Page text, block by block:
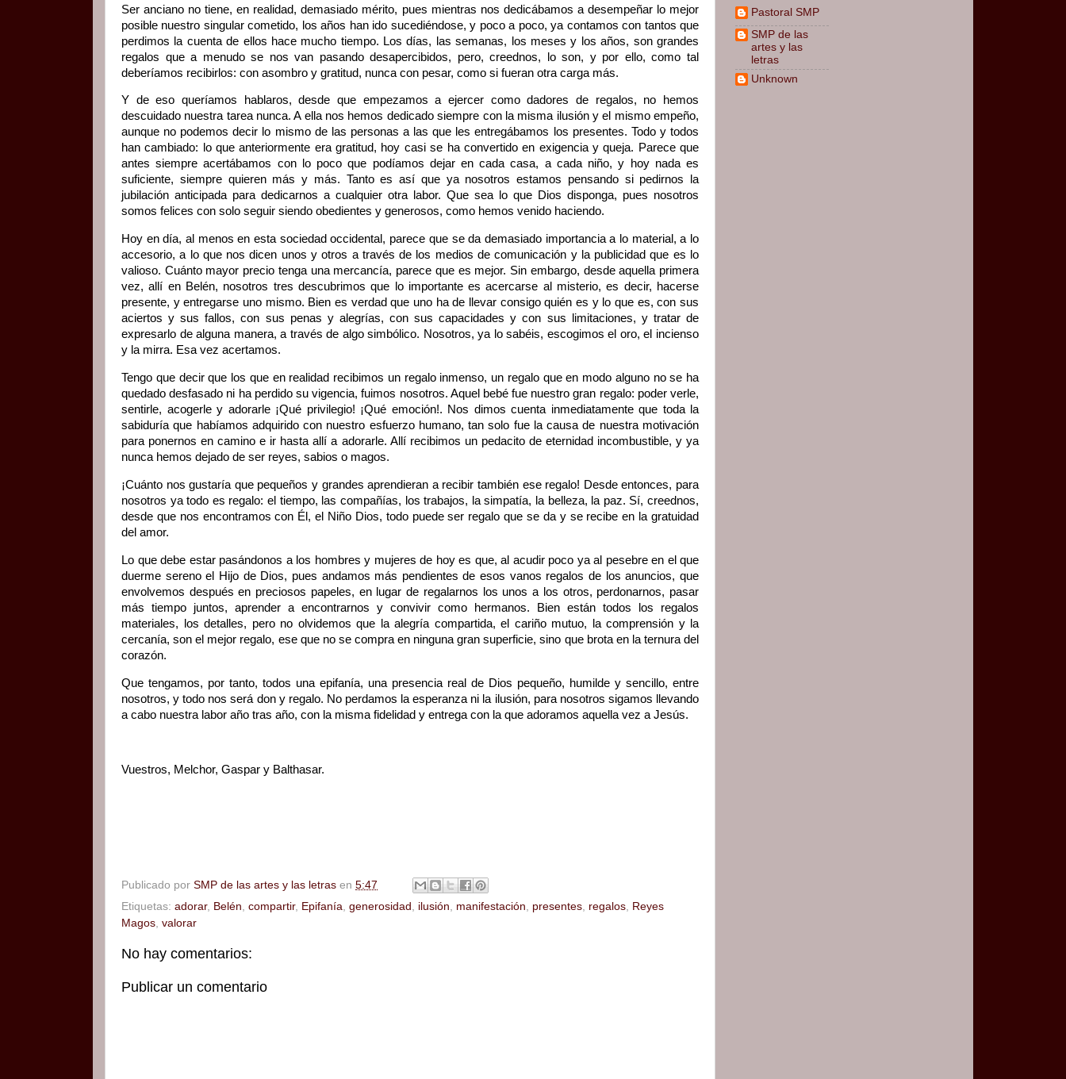
Ser anciano no tiene, en realidad, demasiado mérito, pues mientras nos dedicábamos a desempeñar lo mejor
posible nuestro singular cometido, los años han ido sucediéndose, y poco a poco, ya contamos con tantos que
perdimos la cuenta de ellos hace mucho tiempo. Los días, las semanas, los meses y los años, son grandes
regalos que a menudo se nos van pasando desapercibidos, pero, creednos, lo son, y por ello, como tal
deberíamos recibirlos: con asombro y gratitud, nunca con pesar, como si fueran otra carga más.
Y de eso queríamos hablaros, desde que empezamos a ejercer como dadores de regalos, no hemos
descuidado nuestra tarea nunca. A ella nos hemos dedicado siempre con la misma ilusión y el mismo empeño,
aunque no podemos decir lo mismo de las personas a las que les entregábamos los presentes. Todo y todos
han cambiado: lo que anteriormente era gratitud, hoy casi se ha convertido en exigencia y queja. Parece que
antes siempre acertábamos con lo poco que podíamos dejar en cada casa, a cada niño, y hoy nada es
suficiente, siempre quieren más y más. Tanto es así que ya nosotros estamos pensando si pedirnos la
jubilación anticipada para dedicarnos a cualquier otra labor. Que sea lo que Dios disponga, pues nosotros
somos felices con solo seguir siendo obedientes y generosos, como hemos venido haciendo.
Hoy en día, al menos en esta sociedad occidental, parece que se da demasiado importancia a lo material, a lo
accesorio, a lo que nos dicen unos y otros a través de los medios de comunicación y la publicidad que es lo
valioso. Cuánto mayor precio tenga una mercancía, parece que es mejor. Sin embargo, desde aquella primera
vez, allí en Belén, nosotros tres descubrimos que lo importante es acercarse al misterio, es decir, hacerse
presente, y entregarse uno mismo. Bien es verdad que uno ha de llevar consigo quién es y lo que es, con sus
aciertos y sus fallos, con sus penas y alegrías, con sus capacidades y con sus limitaciones, y tratar de
expresarlo de alguna manera, a través de algo simbólico. Nosotros, ya lo sabéis, escogimos el oro, el incienso
y la mirra. Esa vez acertamos.
Tengo que decir que los que en realidad recibimos un regalo inmenso, un regalo que en modo alguno no se ha
quedado desfasado ni ha perdido su vigencia, fuimos nosotros. Aquel bebé fue nuestro gran regalo: poder verle,
sentirle, acogerle y adorarle ¡Qué privilegio! ¡Qué emoción!. Nos dimos cuenta inmediatamente que toda la
sabiduría que habíamos adquirido con nuestro esfuerzo humano, tan solo fue la causa de nuestra motivación
para ponernos en camino e ir hasta allí a adorarle. Allí recibimos un pedacito de eternidad incombustible, y ya
nunca hemos dejado de ser reyes, sabios o magos.
¡Cuánto nos gustaría que pequeños y grandes aprendieran a recibir también ese regalo! Desde entonces, para
nosotros ya todo es regalo: el tiempo, las compañías, los trabajos, la simpatía, la belleza, la paz. Sí, creednos,
desde que nos encontramos con Él, el Niño Dios, todo puede ser regalo que se da y se recibe en la gratuidad
del amor.
Lo que debe estar pasándonos a los hombres y mujeres de hoy es que, al acudir poco ya al pesebre en el que
duerme sereno el Hijo de Dios, pues andamos más pendientes de esos vanos regalos de los anuncios, que
envolvemos después en preciosos papeles, en lugar de regalarnos los unos a los otros, perdonarnos, pasar
más tiempo juntos, aprender a encontrarnos y convivir como hermanos. Bien están todos los regalos
materiales, los detalles, pero no olvidemos que la alegría compartida, el cariño mutuo, la comprensión y la
cercanía, son el mejor regalo, ese que no se compra en ninguna gran superficie, sino que brota en la ternura del
corazón.
Que tengamos, por tanto, todos una epifanía, una presencia real de Dios pequeño, humilde y sencillo, entre
nosotros, y todo nos será don y regalo. No perdamos la esperanza ni la ilusión, para nosotros sigamos llevando
a cabo nuestra labor año tras año, con la misma fidelidad y entrega con la que adoramos aquella vez a Jesús.
Vuestros, Melchor, Gaspar y Balthasar.
Publicado por SMP de las artes y las letras en 5:47
Etiquetas: adorar, Belén, compartir, Epifanía, generosidad , ilusión, manifestación, presentes, regalos, Reyes
Magos, valorar
No hay comentarios:
Publicar un comentario
Pastoral SMP
SMP de las
artes y las
letras
Unknown